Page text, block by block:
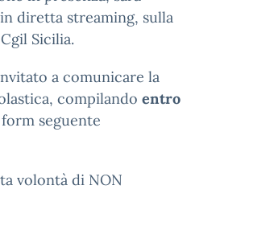
diretta streaming, sulla
Sicilia.
a comunicare la
compilando entro
seguente
volontà di NON